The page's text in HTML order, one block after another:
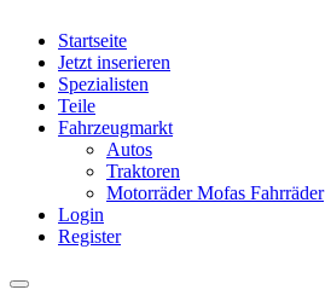
Startseite
Jetzt inserieren
Spezialisten
Teile
Fahrzeugmarkt
Autos
Traktoren
Motorräder Mofas Fahrräder
Login
Register